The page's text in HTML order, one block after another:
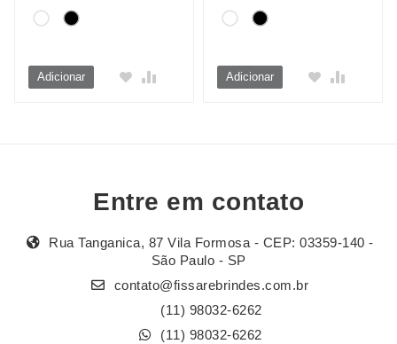
Adicionar Adicionar
Entre em contato
Rua Tanganica, 87 Vila Formosa - CEP: 03359-140 -
São Paulo - SP
contato@fissarebrindes.com.br
(11) 98032-6262
(11) 98032-6262